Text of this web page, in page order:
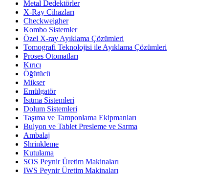
Metal Dedektörler
X-Ray Cihazları
Checkweigher
Kombo Sistemler
Özel X-ray Ayıklama Çözümleri
Tomografi Teknolojisi ile Ayıklama Çözümleri
Proses Otomatları
Kırıcı
Öğütücü
Mikser
Emülgatör
Isıtma Sistemleri
Dolum Sistemleri
Taşıma ve Tamponlama Ekipmanları
Bulyon ve Tablet Presleme ve Sarma
Ambalaj
Shrinkleme
Kutulama
SOS Peynir Üretim Makinaları
IWS Peynir Üretim Makinaları